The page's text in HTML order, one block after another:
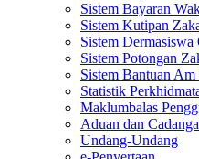
Sistem Bayaran
Sistem Kutipan
Sistem Dermasiswa
Sistem Potongan
Sistem Bantuan
Statistik
Maklumbalas
Aduan dan
Undang-Undang